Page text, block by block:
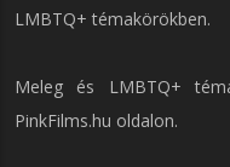
LMBTQ+ témakörökben.
Meleg és LMBTQ+
PinkFilms.hu oldalon.